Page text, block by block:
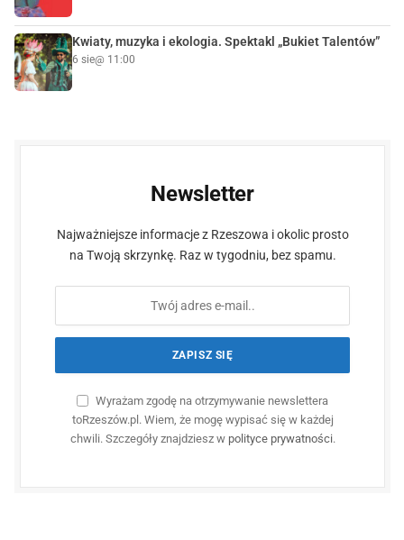
Kwiaty, muzyka i ekologia. Spektakl „Bukiet Talentów”
6 sie@ 11:00
Newsletter
Najważniejsze informacje z Rzeszowa i okolic prosto
na Twoją skrzynkę. Raz w tygodniu, bez spamu.
Wyrażam zgodę na otrzymywanie newslettera
toRzeszów.pl. Wiem, że mogę wypisać się w każdej
chwili. Szczegóły znajdziesz w polityce prywatności.